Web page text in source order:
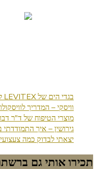
בגדי הים של LEVITEX לקיץ 2024
וויסקי – המדריך
מוצרי הטיפוח של ד"ר
גירושין – איך
יצאתי לבדוק כמה צעצועי
תכירו אותי גם